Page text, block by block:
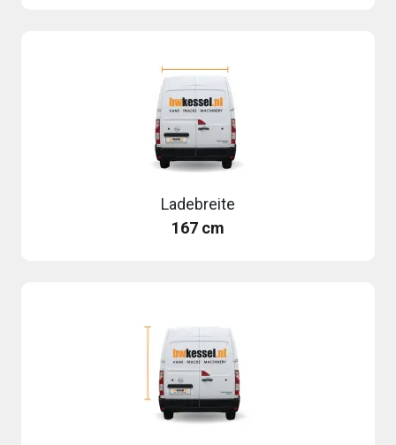
Ladebreite
167 cm